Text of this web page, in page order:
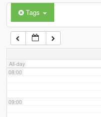
Tags
All-day
06:00
07:00
08:00
09:00